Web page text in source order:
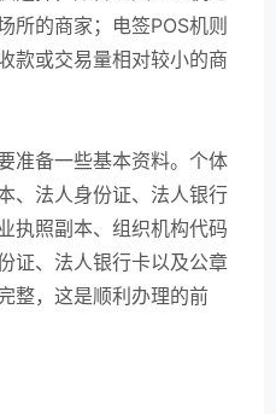
所的商家；电签POS机则
款或交易量相对较小的商
准备一些基本资料。个体
、法人身份证、法人银行
执照副本、组织机构代码
证、法人银行卡以及公章
整，这是顺利办理的前